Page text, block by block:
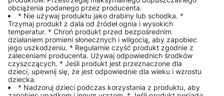
obciążenia podanego przez producenta.
* Nie używaj produktu jako drabiny lub schodka. *
Trzymaj produkt z dala od źródeł ognia i wysokich
temperatur. * Chroń produkt przed bezpośrednim
działaniem promieni słonecznych i wilgocią, aby zapobiec
jego uszkodzeniu. * Regularnie czyść produkt zgodnie z
zaleceniami producenta. Używaj odpowiednich środków
czyszczących. * Jeśli produkt jest przeznaczone dla
dzieci, upewnij się, że jest odpowiednie dla wieku i wzrostu
dziecka.
* Nadzoruj dzieci podczas korzystania z produktu, aby